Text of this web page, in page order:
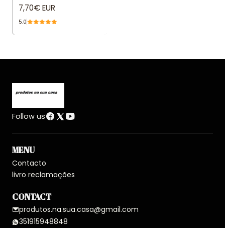
7,70€ EUR
5.0
Follow us
MENU
Contacto
livro reclamações
CONTACT
produtos.na.sua.casa@gmail.com
351915948848